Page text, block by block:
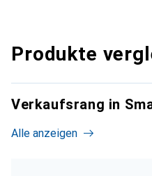
Produkte
Verkaufsrang in
Alle anzeigen